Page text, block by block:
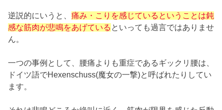
逆説的にいうと、 痛み・こりを感じているということは鈍
感な筋肉が悲鳴をあげている といっても過言ではありませ
ん。
一つの事例として、腰痛よりも重症であるギックリ腰は、
ドイツ語でHexenschuss(魔女の一撃)と呼ばれたりしてい
ます。